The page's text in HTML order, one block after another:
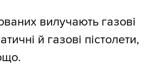
вилучають газові
й газові пістолети,